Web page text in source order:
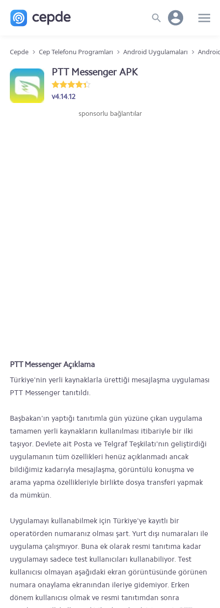
Cepde Cep Telefonu Programları Android Uygulamaları
PTT Messenger APK
v4.14.12
sponsorlu bağlantılar
PTT Messenger Açıklama
Türkiye'nin yerli kaynaklarla ürettiği mesajlaşma uygulaması
PTT Messenger tanıtıldı.
Başbakan'ın yaptığı tanıtımla gün yüzüne çıkan uygulama
tamamen yerli kaynakların kullanılması itibariyle bir ilki
taşıyor. Devlete ait Posta ve Telgraf Teşkilatı'nın geliştirdiği
uygulamanın tüm özellikleri henüz açıklanmadı ancak
bildiğimiz kadarıyla mesajlaşma, görüntülü konuşma ve
arama yapma özellikleriyle birlikte dosya transferi yapmak
da mümkün.
Uygulamayı kullanabilmek için Türkiye'ye kayıtlı bir
operatörden numaranız olması şart. Yurt dışı numaraları ile
uygulama çalışmıyor. Buna ek olarak resmi tanıtıma kadar
uygulamayı sadece test kullanıcıları kullanabiliyor. Test
kullanıcısı olmayan aşağıdaki ekran görüntüsünde görünen
numara onaylama ekranından ileriye gidemiyor. Erken
dönem kullanıcısı olmak ve resmi tanıtımdan sonra